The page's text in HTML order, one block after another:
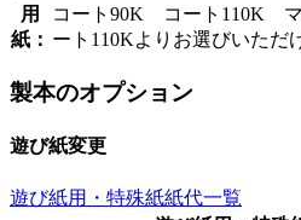
用
紙：
コート90K コート110K
ート110Kよりお選びいただ
製本のオプション
遊び紙変更
遊び紙用・特殊紙紙代一覧